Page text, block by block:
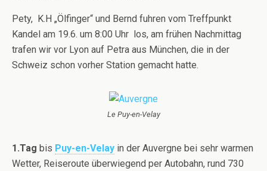
Pety, K.H „Ölfinger“ und Bernd fuhren vom Treffpunkt
Kandel am 19.6. um 8:00 Uhr los, am frühen Nachmittag
trafen wir vor Lyon auf Petra aus München, die in der
Schweiz schon vorher Station gemacht hatte.
Le Puy-en-Velay
1.Tag bis Puy-en-Velay in der Auvergne bei sehr warmen
Wetter, Reiseroute überwiegend per Autobahn, rund 730